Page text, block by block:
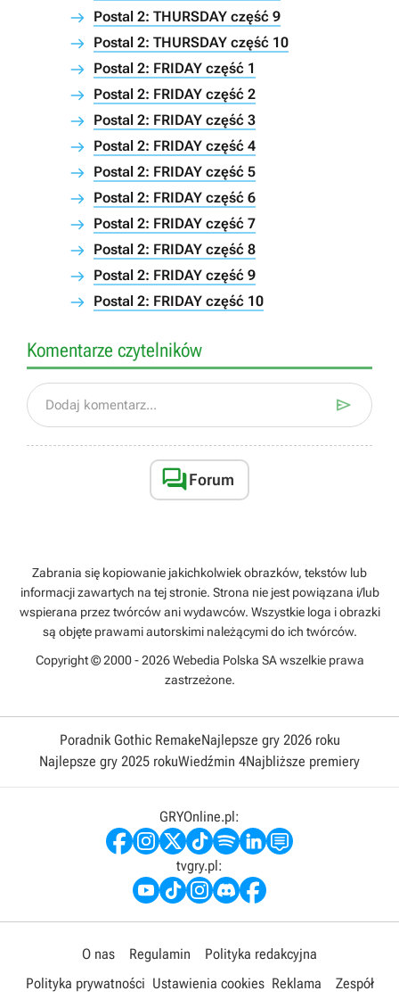
Postal 2: THURSDAY część 9
Postal 2: THURSDAY część 10
Postal 2: FRIDAY część 1
Postal 2: FRIDAY część 2
Postal 2: FRIDAY część 3
Postal 2: FRIDAY część 4
Postal 2: FRIDAY część 5
Postal 2: FRIDAY część 6
Postal 2: FRIDAY część 7
Postal 2: FRIDAY część 8
Postal 2: FRIDAY część 9
Postal 2: FRIDAY część 10
Komentarze czytelników
Dodaj komentarz... 
Forum
Zabrania się kopiowanie jakichkolwiek obrazków, tekstów lub
informacji zawartych na tej stronie. Strona nie jest powiązana i/lub
wspierana przez twórców ani wydawców. Wszystkie loga i obrazki
są objęte prawami autorskimi należącymi do ich twórców.
Copyright © 2000 - 2026 Webedia Polska SA wszelkie prawa
zastrzeżone.
Poradnik Gothic RemakeNajlepsze gry 2026 roku
Najlepsze gry 2025 rokuWiedźmin 4Najbliższe premiery
GRYOnline.pl:
tvgry.pl:
O nas Regulamin
Polityka redakcyjna
Polityka prywatności Ustawienia cookies Reklama Zespół